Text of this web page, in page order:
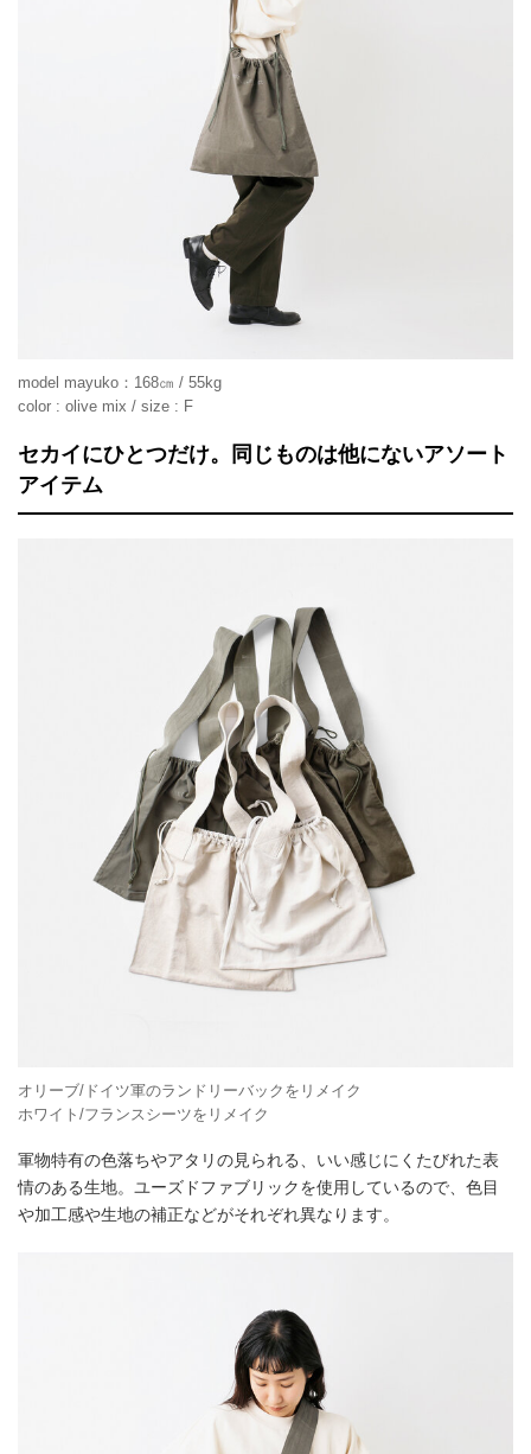
model mayuko：168㎝ / 55kg
color : olive mix / size : F
セカイにひとつだけ。同じものは他にないアソート
アイテム
オリーブ/ドイツ軍のランドリーバックをリメイク
ホワイト/フランスシーツをリメイク
軍物特有の色落ちやアタリの見られる、いい感じにくたびれた表
情のある生地。ユーズドファブリックを使用しているので、色目
や加工感や生地の補正などがそれぞれ異なります。